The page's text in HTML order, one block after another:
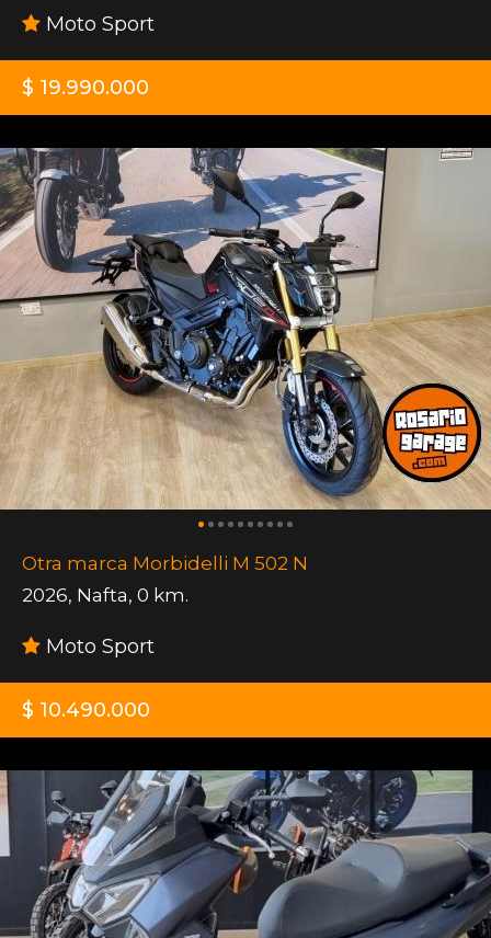
Moto Sport
$ 19.990.000
Otra marca Morbidelli M 502 N
2026, Nafta, 0 km.
Moto Sport
$ 10.490.000